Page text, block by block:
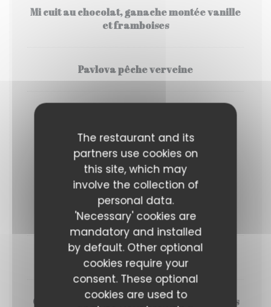
The restaurant and its
partners use cookies on
this site, which may
involve the collection of
personal data.
'Necessary' cookies are
mandatory and installed
by default. Other optional
cookies require your
consent. These optional
cookies are used to
Mi cuit au chocolat, ganache montée vanille
et framboises
Pavlova pêche verveine
Au dîner cette semaine...
Entrée + plat ou plat + dessert : 31 euros
Entrée + plat + dessert : 37 euros
ENTRÉES
Filet de canette, haricots verts, rhubarbe
Crudo de poisson, eau de tomate, amandes